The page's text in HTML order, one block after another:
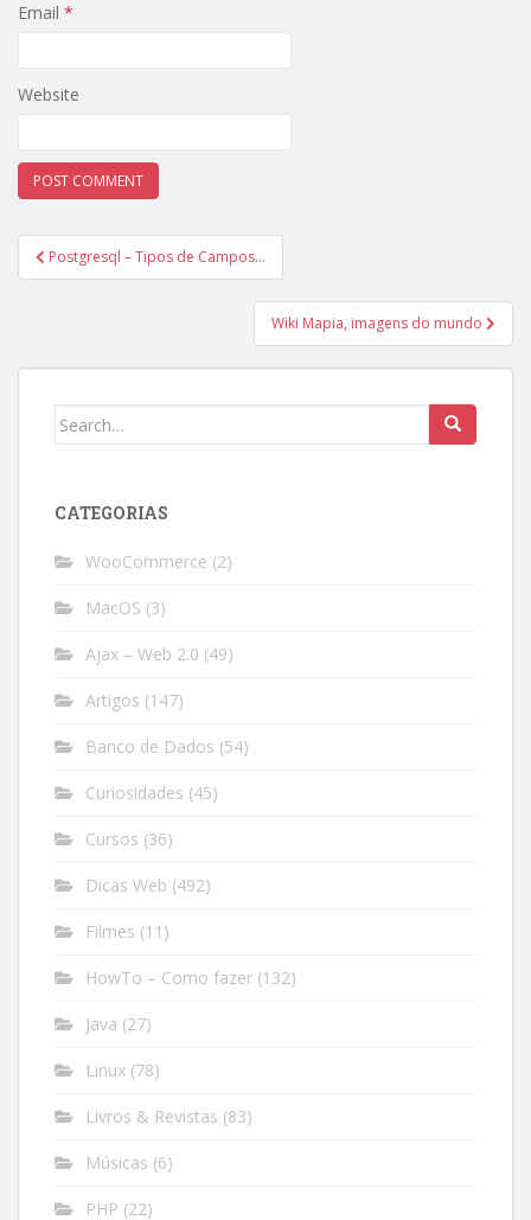
Email *
Website
Post
navigation
Postgresql – Tipos de Campos…
Wiki Mapia, imagens do mundo
Search
CATEGORIAS
WooCommerce (2)
MacOS (3)
Ajax – Web 2.0 (49)
Artigos (147)
Banco de Dados (54)
Curiosidades (45)
Cursos (36)
Dicas Web (492)
Filmes (11)
HowTo – Como fazer (132)
Java (27)
Linux (78)
Livros & Revistas (83)
Músicas (6)
PHP (22)